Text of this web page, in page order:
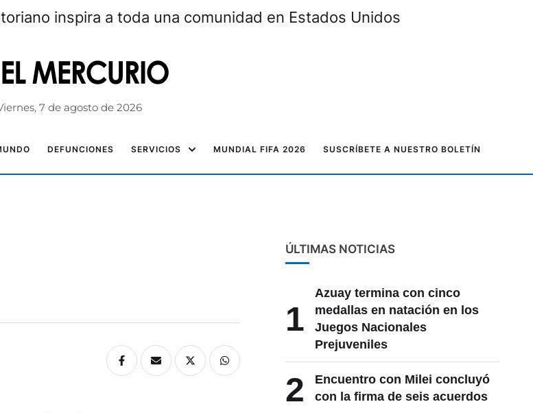
inspira a toda una comunidad en Estados Unidos
7 de agosto de 2026
DEFUNCIONES SERVICIOS MUNDIAL FIFA 2026 SUSCRÍBETE A NUESTRO BOLETÍN
ÚLTIMAS NOTICIAS
1
Azuay termina con cinco
medallas en natación en los
Juegos Nacionales
Prejuveniles
2
Encuentro con Milei concluyó
con la firma de seis acuerdos